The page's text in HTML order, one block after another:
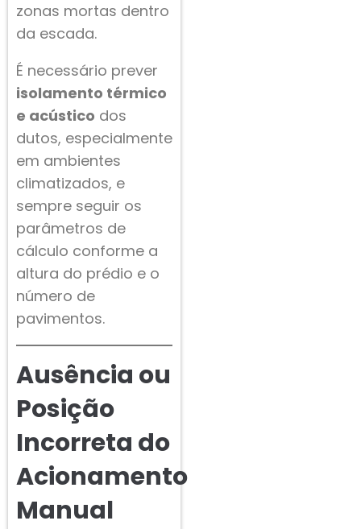
zonas mortas dentro
da escada.
É necessário prever
isolamento térmico
e acústico dos
dutos, especialmente
em ambientes
climatizados, e
sempre seguir os
parâmetros de
cálculo conforme a
altura do prédio e o
número de
pavimentos.
Ausência ou
Posição
Incorreta do
Acionamento
Manual